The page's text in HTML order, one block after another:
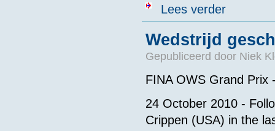
Lees verderover Toppers
Wedstrijd
Gepubliceerd door Niek
FINA OWS Grand Prix
24 October 2010 -
Crippen (USA) in the